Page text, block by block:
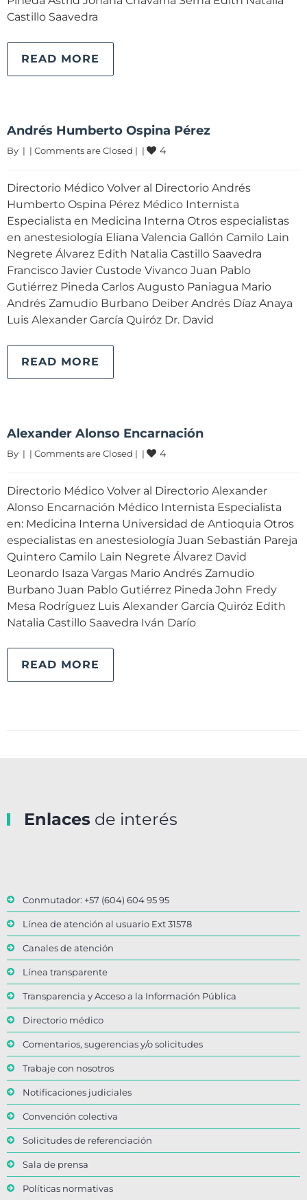
Castillo Saavedra
READ MORE
Andrés Humberto Ospina Pérez
By | | Comments are Closed | | 4
Directorio Médico Volver al Directorio Andrés
Humberto Ospina Pérez Médico Internista
Especialista en Medicina Interna Otros especialistas
en anestesiología Eliana Valencia Gallón Camilo Lain
Negrete Álvarez Edith Natalia Castillo Saavedra
Francisco Javier Custode Vivanco Juan Pablo
Gutiérrez Pineda Carlos Augusto Paniagua Mario
Andrés Zamudio Burbano Deiber Andrés Díaz Anaya
Luis Alexander García Quiróz Dr. David
READ MORE
Alexander Alonso Encarnación
By | | Comments are Closed | | 4
Directorio Médico Volver al Directorio Alexander
Alonso Encarnación Médico Internista Especialista
en: Medicina Interna Universidad de Antioquia Otros
especialistas en anestesiología Juan Sebastián Pareja
Quintero Camilo Lain Negrete Álvarez David
Leonardo Isaza Vargas Mario Andrés Zamudio
Burbano Juan Pablo Gutiérrez Pineda John Fredy
Mesa Rodríguez Luis Alexander García Quiróz Edith
Natalia Castillo Saavedra Iván Darío
READ MORE
Enlaces de interés
Conmutador: +57 (604) 604 95 95
Línea de atención al usuario Ext 31578
Canales de atención
Línea transparente
Transparencia y Acceso a la Información Pública
Directorio médico
Comentarios, sugerencias y/o solicitudes
Trabaje con nosotros
Notificaciones judiciales
Convención colectiva
Solicitudes de referenciación
Sala de prensa
Políticas normativas